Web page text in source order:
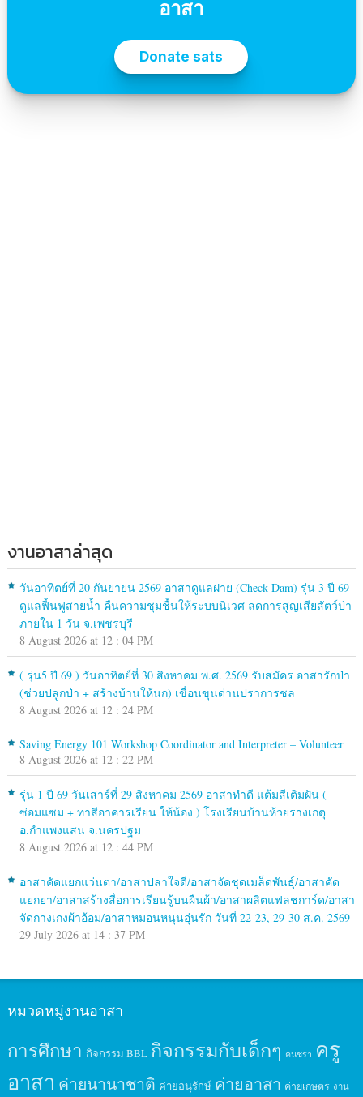
งานอาสาล่าสุด
วันอาทิตย์ที่ 20 กันยายน 2569 อาสาดูแลฝาย (Check Dam) รุ่น 3 ปี 69
ดูแลฟื้นฟูสายน้ำ คืนความชุมชื้นให้ระบบนิเวศ ลดการสูญเสียสัตว์ป่า
ภายใน 1 วัน จ.เพชรบุรี
8 August 2026 at 12 : 04 PM
( รุ่น5 ปี 69 ) วันอาทิตย์ที่ 30 สิงหาคม พ.ศ. 2569 รับสมัคร อาสารักป่า
(ช่วยปลูกป่า + สร้างบ้านให้นก) เขื่อนขุนด่านปราการชล
8 August 2026 at 12 : 24 PM
Saving Energy 101 Workshop Coordinator and Interpreter – Volunteer
8 August 2026 at 12 : 22 PM
รุ่น 1 ปี 69 วันเสาร์ที่ 29 สิงหาคม 2569 อาสาทำดี แต้มสีเติมฝัน (
ซ่อมแซม + ทาสีอาคารเรียน ให้น้อง ) โรงเรียนบ้านห้วยรางเกตุ
อ.กำแพงแสน จ.นครปฐม
8 August 2026 at 12 : 44 PM
อาสาคัดแยกแว่นตา/อาสาปลาใจดี/อาสาจัดชุดเมล็ดพันธุ์/อาสาคัด
แยกยา/อาสาสร้างสื่อการเรียนรู้บนผืนผ้า/อาสาผลิตแฟลชการ์ด/อาสา
จัดกางเกงผ้าอ้อม/อาสาหมอนหนุนอุ่นรัก วันที่ 22-23, 29-30 ส.ค. 2569
29 July 2026 at 14 : 37 PM
หมวดหมู่งานอาสา
การศึกษา กิจกรรม BBL กิจกรรมกับเด็กๆ คนชรา ครู
อาสา ค่ายนานาชาติ ค่ายอนุรักษ์ ค่ายอาสา ค่ายเกษตร งาน